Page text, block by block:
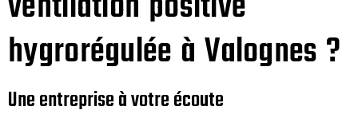
hygrorégulée à Valognes ?
Une entreprise à votre écoute